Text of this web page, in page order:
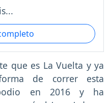
que es La Vuelta y ya
de correr esta
en 2016 y ha